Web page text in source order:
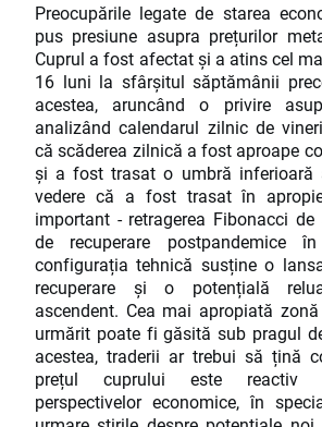
Preocupările legate de starea
pus presiune asupra prețurilor
Cuprul a fost afectat și a atins cel
16 luni la sfârșitul săptămânii
acestea, aruncând o privire
analizând calendarul zilnic de
că scăderea zilnică a fost aproape
și a fost trasat o umbră inferioară
vedere că a fost trasat în
important - retragerea Fibonacci
de recuperare postpandemice
configurația tehnică susține o
recuperare și o potențială
ascendent. Cea mai apropiată
urmărit poate fi găsită sub pragul
acestea, traderii ar trebui să țină
prețul cuprului este reactiv
perspectivelor economice, în